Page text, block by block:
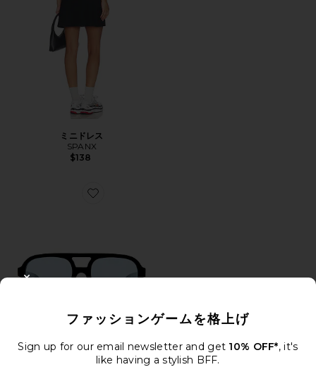
ミニドレス
SPANX
$138
Favorite WHIRLPOOL サングラス
ファッションゲームを格上げ
Sign up for our email newsletter and get 10% OFF*, it's
like having a stylish BFF.